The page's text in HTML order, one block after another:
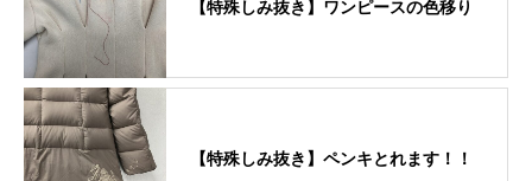
【特殊しみ抜き】ワンピースの色移り
【特殊しみ抜き】ペンキとれます！！